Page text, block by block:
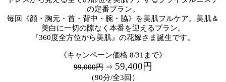
の定番プラン。
毎回《顔・胸元・首・背中・腕・脇》を美肌フルケア。美肌＆
美白に一切の隙なく本番を迎えるプラン。
『360度全方位から美肌』の花嫁さま誕生です。
《キャンペーン価格 8/31まで》
99,000円 ⇒ 59,400円
（90分/全3回）